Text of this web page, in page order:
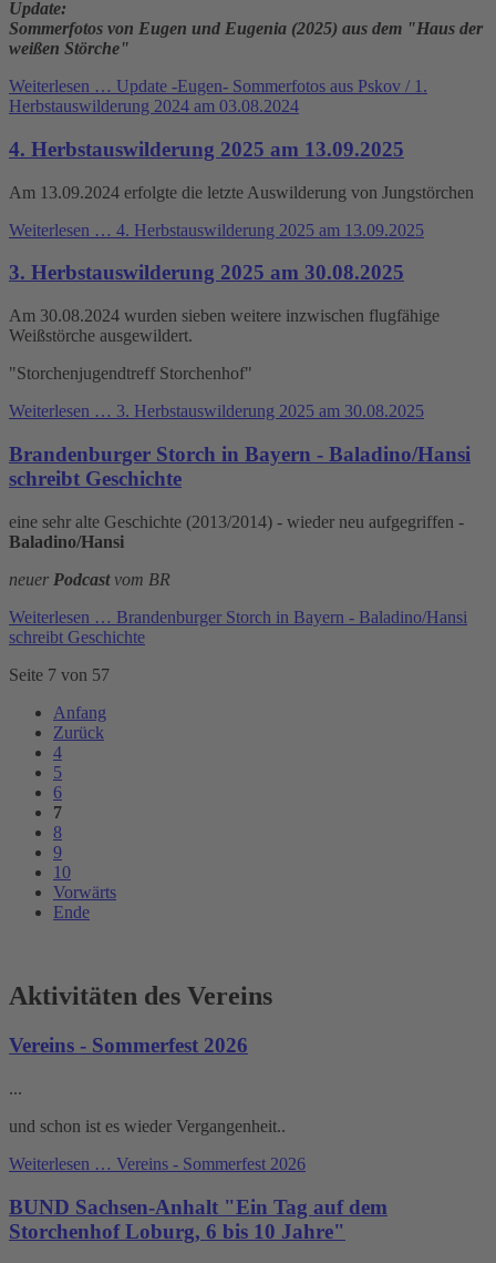
Update:
Sommerfotos von Eugen und Eugenia (2025) aus dem "Haus der
weißen Störche"
Weiterlesen … Update -Eugen- Sommerfotos aus Pskov / 1.
Herbstauswilderung 2024 am 03.08.2024
4. Herbstauswilderung 2025 am 13.09.2025
Am 13.09.2024 erfolgte die letzte Auswilderung von Jungstörchen
Weiterlesen … 4. Herbstauswilderung 2025 am 13.09.2025
3. Herbstauswilderung 2025 am 30.08.2025
Am 30.08.2024 wurden sieben weitere inzwischen flugfähige
Weißstörche ausgewildert.
"Storchenjugendtreff Storchenhof"
Weiterlesen … 3. Herbstauswilderung 2025 am 30.08.2025
Brandenburger Storch in Bayern - Baladino/Hansi
schreibt Geschichte
eine sehr alte Geschichte (2013/2014) - wieder neu aufgegriffen -
Baladino/Hansi
neuer Podcastvom BR
Weiterlesen … Brandenburger Storch in Bayern - Baladino/Hansi
schreibt Geschichte
Seite 7 von 57
Anfang
Zurück
4
5
6
7
8
9
10
Vorwärts
Ende
Aktivitäten des Vereins
Vereins - Sommerfest 2026
...
und schon ist es wieder Vergangenheit..
Weiterlesen … Vereins - Sommerfest 2026
BUND Sachsen-Anhalt "Ein Tag auf dem
Storchenhof Loburg, 6 bis 10 Jahre"